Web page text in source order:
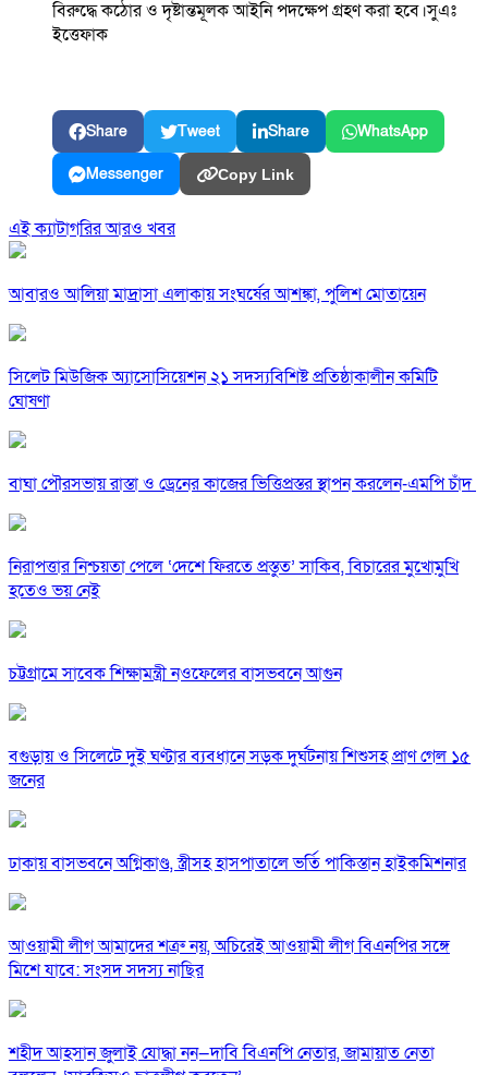
বিরুদ্ধে কঠোর ও দৃষ্টান্তমূলক আইনি পদক্ষেপ গ্রহণ করা হবে।সুএঃ
ইত্তেফাক
Share Tweet Share WhatsApp
Messenger Copy Link
এই ক্যাটাগরির আরও খবর
আবারও আলিয়া মাদ্রাসা এলাকায় সংঘর্ষের আশঙ্কা, পুলিশ মোতায়েন
সিলেট মিউজিক অ্যাসোসিয়েশন ২১ সদস্যবিশিষ্ট প্রতিষ্ঠাকালীন কমিটি
ঘোষণা
বাঘা পৌরসভায় রাস্তা ও ড্রেনের কাজের ভিত্তিপ্রস্তর স্থাপন করলেন-এমপি চাঁদ
নিরাপত্তার নিশ্চয়তা পেলে ‘দেশে ফিরতে প্রস্তুত’ সাকিব, বিচারের মুখোমুখি
হতেও ভয় নেই
চট্টগ্রামে সাবেক শিক্ষামন্ত্রী নওফেলের বাসভবনে আগুন
বগুড়ায় ও সিলেটে দুই ঘণ্টার ব্যবধানে সড়ক দুর্ঘটনায় শিশুসহ প্রাণ গেল ১৫
জনের
ঢাকায় বাসভবনে অগ্নিকাণ্ড, স্ত্রীসহ হাসপাতালে ভর্তি পাকিস্তান হাইকমিশনার
আওয়ামী লীগ আমাদের শত্রু নয়, অচিরেই আওয়ামী লীগ বিএনপির সঙ্গে
মিশে যাবে: সংসদ সদস্য নাছির
শহীদ আহসান জুলাই যোদ্ধা নন—দাবি বিএনপি নেতার, জামায়াত নেতা